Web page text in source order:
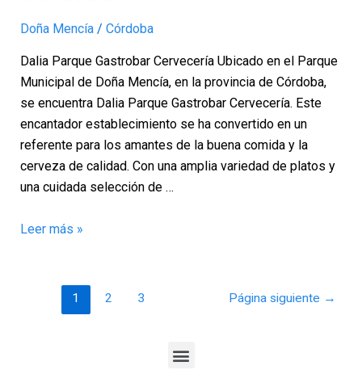
Doña Mencía/ Córdoba
Dalia Parque Gastrobar Cervecería Ubicado en el Parque
Municipal de Doña Mencía, en la provincia de Córdoba,
se encuentra Dalia Parque Gastrobar Cervecería. Este
encantador establecimiento se ha convertido en un
referente para los amantes de la buena comida y la
cerveza de calidad. Con una amplia variedad de platos y
una cuidada selección de …
Mencía
Córdoba
Leer más »
1 2 3 Página siguiente →
Menu